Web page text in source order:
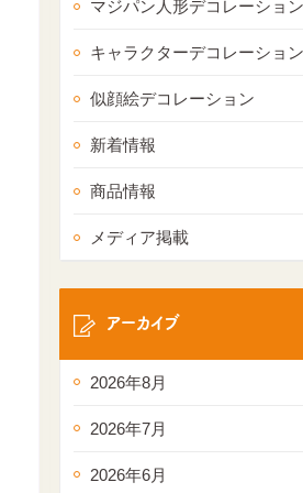
マジパン人形デコレーション
キャラクターデコレーション
似顔絵デコレーション
新着情報
商品情報
メディア掲載
アーカイブ
2026年8月
2026年7月
2026年6月